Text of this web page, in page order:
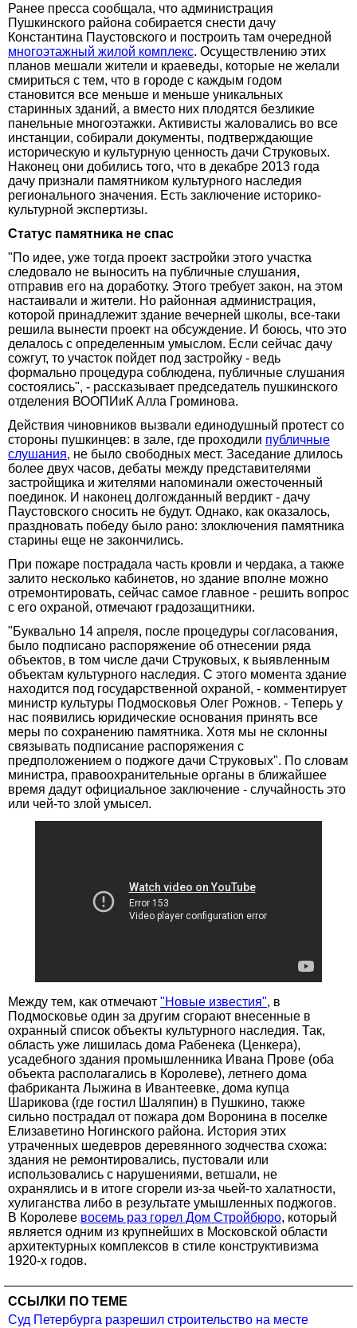
Ранее пресса сообщала, что администрация
Пушкинского района собирается снести дачу
Константина Паустовского и построить там очередной
многоэтажный жилой комплекс. Осуществлению этих
планов мешали жители и краеведы, которые не желали
смириться с тем, что в городе с каждым годом
становится все меньше и меньше уникальных
старинных зданий, а вместо них плодятся безликие
панельные многоэтажки. Активисты жаловались во все
инстанции, собирали документы, подтверждающие
историческую и культурную ценность дачи Струковых.
Наконец они добились того, что в декабре 2013 года
дачу признали памятником культурного наследия
регионального значения. Есть заключение историко-
культурной экспертизы.
Статус памятника не спас
"По идее, уже тогда проект застройки этого участка
следовало не выносить на публичные слушания,
отправив его на доработку. Этого требует закон, на этом
настаивали и жители. Но районная администрация,
которой принадлежит здание вечерней школы, все-таки
решила вынести проект на обсуждение. И боюсь, что это
делалось с определенным умыслом. Если сейчас дачу
сожгут, то участок пойдет под застройку - ведь
формально процедура соблюдена, публичные слушания
состоялись", - рассказывает председатель пушкинского
отделения ВООПИиК Алла Громинова.
Действия чиновников вызвали единодушный протест со
стороны пушкинцев: в зале, где проходили публичные
слушания, не было свободных мест. Заседание длилось
более двух часов, дебаты между представителями
застройщика и жителями напоминали ожесточенный
поединок. И наконец долгожданный вердикт - дачу
Паустовского сносить не будут. Однако, как оказалось,
праздновать победу было рано: злоключения памятника
старины еще не закончились.
При пожаре пострадала часть кровли и чердака, а также
залито несколько кабинетов, но здание вполне можно
отремонтировать, сейчас самое главное - решить вопрос
с его охраной, отмечают градозащитники.
"Буквально 14 апреля, после процедуры согласования,
было подписано распоряжение об отнесении ряда
объектов, в том числе дачи Струковых, к выявленным
объектам культурного наследия. С этого момента здание
находится под государственной охраной, - комментирует
министр культуры Подмосковья Олег Рожнов. - Теперь у
нас появились юридические основания принять все
меры по сохранению памятника. Хотя мы не склонны
связывать подписание распоряжения с
предположением о поджоге дачи Струковых". По словам
министра, правоохранительные органы в ближайшее
время дадут официальное заключение - случайность это
или чей-то злой умысел.
Между тем, как отмечают "Новые известия", в
Подмосковье один за другим сгорают внесенные в
охранный список объекты культурного наследия. Так,
область уже лишилась дома Рабенека (Ценкера),
усадебного здания промышленника Ивана Прове (оба
объекта располагались в Королеве), летнего дома
фабриканта Лыжина в Ивантеевке, дома купца
Шарикова (где гостил Шаляпин) в Пушкино, также
сильно пострадал от пожара дом Воронина в поселке
Елизаветино Ногинского района. История этих
утраченных шедевров деревянного зодчества схожа:
здания не ремонтировались, пустовали или
использовались с нарушениями, ветшали, не
охранялись и в итоге сгорели из-за чьей-то халатности,
хулиганства либо в результате умышленных поджогов.
В Королеве восемь раз горел Дом Стройбюро, который
является одним из крупнейших в Московской области
архитектурных комплексов в стиле конструктивизма
1920-х годов.
ССЫЛКИ ПО ТЕМЕ
Суд Петербурга разрешил строительство на месте